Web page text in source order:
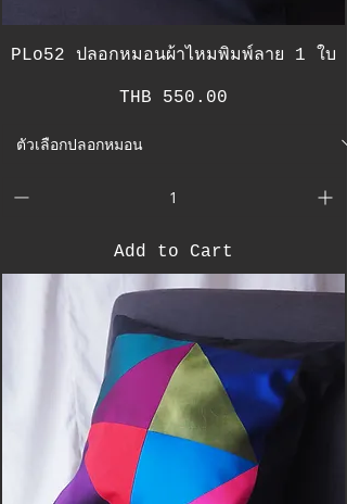
PLo52 ปลอกหมอนผ้าไหมพิมพ์ลาย 1 ใบ
Price
THB 550.00
Add to Cart